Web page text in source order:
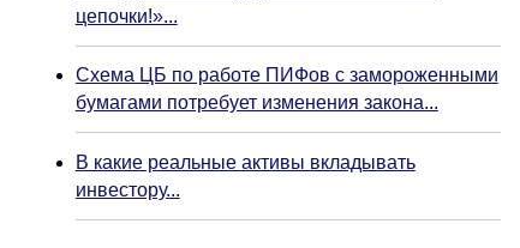
цепочки!»...
Схема ЦБ по работе ПИФов с замороженными
бумагами потребует изменения закона...
В какие реальные активы вкладывать
инвестору...